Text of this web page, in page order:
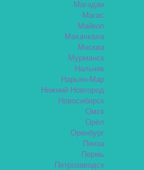
Магадан
Магас
Майкоп
Махачкала
Москва
Мурманск
Нальчик
Нарьян-Мар
Нижний Новгород
Новосибирск
Омск
Орёл
Оренбург
Пенза
Пермь
Петрозаводск